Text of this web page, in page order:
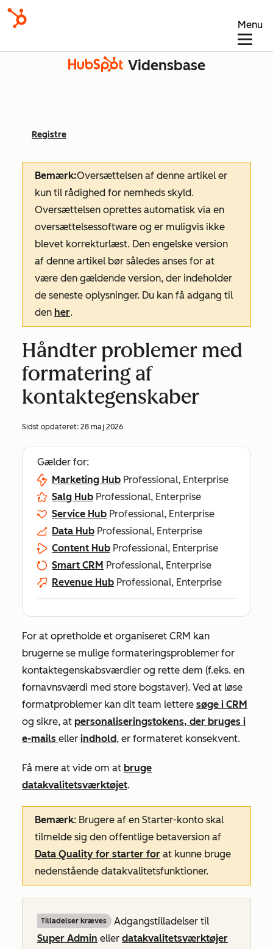
Menu
Vidensbase
Registre
Bemærk:Oversættelsen af denne artikel er
kun til rådighed for nemheds skyld.
Oversættelsen oprettes automatisk via en
oversættelsessoftware og er muligvis ikke
blevet korrekturlæst. Den engelske version
af denne artikel bør således anses for at
være den gældende version, der indeholder
de seneste oplysninger. Du kan få adgang til
den her.
Håndter problemer med
formatering af
kontaktegenskaber
Sidst opdateret: 28 maj 2026
Gælder for:
Marketing Hub Professional, Enterprise
Salg Hub Professional, Enterprise
Service Hub Professional, Enterprise
Data Hub Professional, Enterprise
Content Hub Professional, Enterprise
Smart CRM Professional, Enterprise
Revenue Hub Professional, Enterprise
For at opretholde et organiseret CRM kan
brugerne se mulige formateringsproblemer for
kontaktegenskabsværdier og rette dem (f.eks. en
fornavnsværdi med store bogstaver). Ved at løse
formatproblemer kan dit team lettere søge i CRM
og sikre, at personaliseringstokens, der bruges i
e-mails eller indhold, er formateret konsekvent.
Få mere at vide om at bruge
datakvalitetsværktøjet.
Bemærk: Brugere af en Starter-konto skal
tilmelde sig den offentlige betaversion af
Data Quality for starter for at kunne bruge
nedenstående datakvalitetsfunktioner.
Tilladelser kræves
Adgangstilladelser til
Super Admin eller datakvalitetsværktøjer